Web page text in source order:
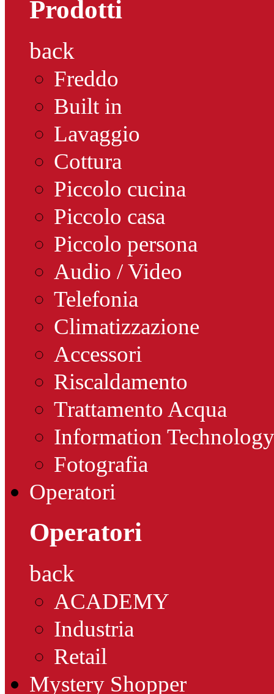
Prodotti
back
Freddo
Built in
Lavaggio
Cottura
Piccolo cucina
Piccolo casa
Piccolo persona
Audio / Video
Telefonia
Climatizzazione
Accessori
Riscaldamento
Trattamento Acqua
Information Technology
Fotografia
Operatori
Operatori
back
ACADEMY
Industria
Retail
Mystery Shopper